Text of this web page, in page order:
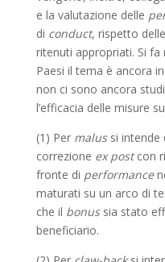
e la valutazione delle
di conduct, rispetto
ritenuti appropriati. Si
Paesi il tema è ancora
non ci sono ancora
l’efficacia delle misure
(1) Per malussi intende
correzione ex postcon
fronte di performance
maturati su un arco di
che il bonussia stato
beneficiario.